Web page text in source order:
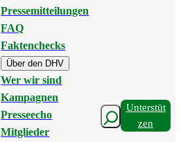
Pressemitteilungen
FAQ
Faktenchecks
Über den DHV
Wer wir sind
Kampagnen
Presseecho
Mitglieder
SuchenUnterstüt
Zen